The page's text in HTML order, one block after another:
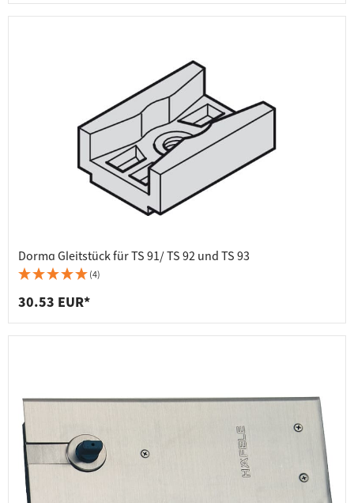
Dorma Gleitstück für TS 91/ TS 92 und TS 93
(4)
30.53 EUR*